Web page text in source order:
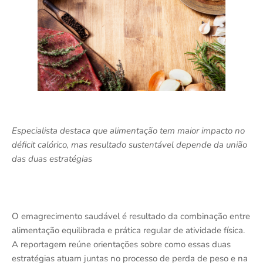
Especialista destaca que alimentação tem maior impacto no
déficit calórico, mas resultado sustentável depende da união
das duas estratégias
O emagrecimento saudável é resultado da combinação entre
alimentação equilibrada e prática regular de atividade física.
A reportagem reúne orientações sobre como essas duas
estratégias atuam juntas no processo de perda de peso e na